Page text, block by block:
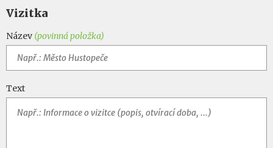
Vizitka
Název (povinná položka)
Text